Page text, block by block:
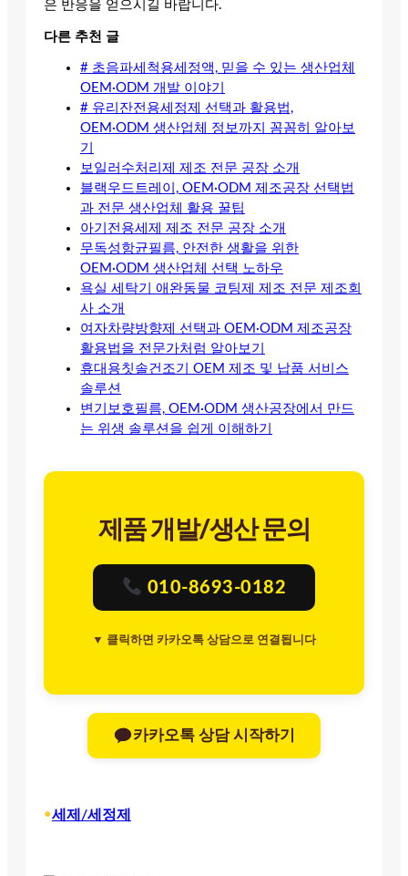
은 반응을 얻으시길 바랍니다.
다른 추천 글
# 초음파세척용세정액, 믿을 수 있는 생산업체
OEM·ODM 개발 이야기
# 유리잔전용세정제 선택과 활용법,
OEM·ODM 생산업체 정보까지 꼼꼼히 알아보
기
보일러수처리제 제조 전문 공장 소개
블랙우드트레이, OEM·ODM 제조공장 선택법
과 전문 생산업체 활용 꿀팁
아기전용세제 제조 전문 공장 소개
무독성항균필름, 안전한 생활을 위한
OEM·ODM 생산업체 선택 노하우
욕실 세탁기 애완동물 코팅제 제조 전문 제조회
사 소개
여자차량방향제 선택과 OEM·ODM 제조공장
활용법을 전문가처럼 알아보기
휴대용칫솔건조기 OEM 제조 및 납품 서비스
솔루션
변기보호필름, OEM·ODM 생산공장에서 만드
는 위생 솔루션을 쉽게 이해하기
제품 개발/생산 문의
010-8693-0182
▼ 클릭하면 카카오톡 상담으로 연결됩니다
카카오톡 상담 시작하기
•세제/세정제